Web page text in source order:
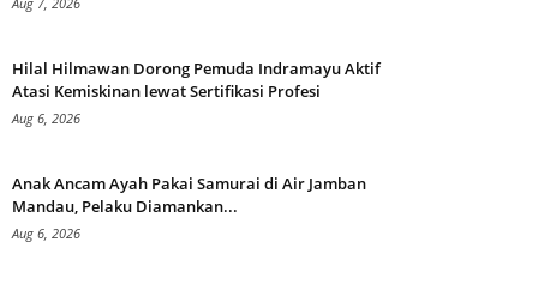
Hilal Hilmawan Dorong Pemuda Indramayu Aktif
Atasi Kemiskinan lewat Sertifikasi Profesi
Aug 6, 2026
Anak Ancam Ayah Pakai Samurai di Air Jamban
Mandau, Pelaku Diamankan...
Aug 6, 2026